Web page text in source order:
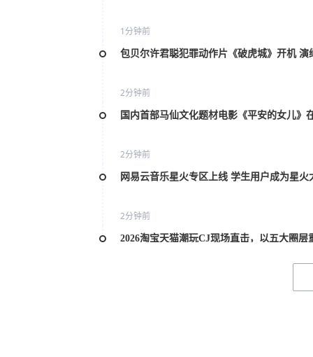
1分钟前
包贝尔许君聪犯罪动作片《破虎城》开机 演
2分钟前
国内首部马仙文化题材电影《平安的女儿》
2分钟前
网易云音乐星火专区上线 学生用户成为星火
2分钟前
2026淘宝天猫潮玩CJ现场直击，以五大圈